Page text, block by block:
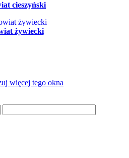
cieszyński
żywiecki
więcej tego okna